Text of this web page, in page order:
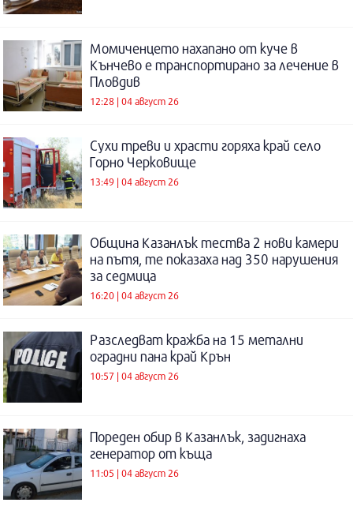
Момиченцето нахапано от куче в
Кънчево е транспортирано за лечение в
Пловдив
12:28 | 04 август 26
Сухи треви и храсти горяха край село
Горно Черковище
13:49 | 04 август 26
Община Казанлък тества 2 нови камери
на пътя, те показаха над 350 нарушения
за седмица
16:20 | 04 август 26
Разследват кражба на 15 метални
оградни пана край Крън
10:57 | 04 август 26
Пореден обир в Казанлък, задигнаха
генератор от къща
11:05 | 04 август 26